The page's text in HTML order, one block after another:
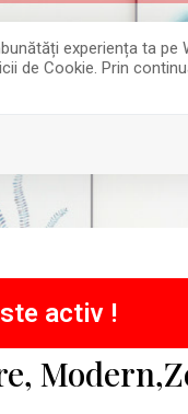
experiența ta
de Cookie. Prin
activ !